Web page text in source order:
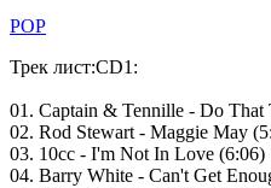
POP
Трек лист:CD1:
01. Captain & Tennille - Do
02. Rod Stewart - Maggie May
03. 10cc - I'm Not In Love (6:06)
04. Barry White - Can't Get